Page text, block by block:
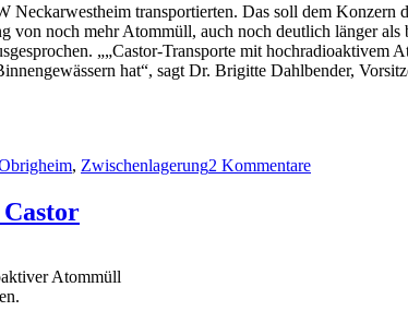
transportierten. Das soll dem Konzern
noch mehr Atommüll, auch noch deutlich länger
„„Castor-Transporte mit
hat“, sagt Dr. Brigitte Dahlbender,
, Zwischenlagerung2 KommentareSchiffsverkehr
Atommüll